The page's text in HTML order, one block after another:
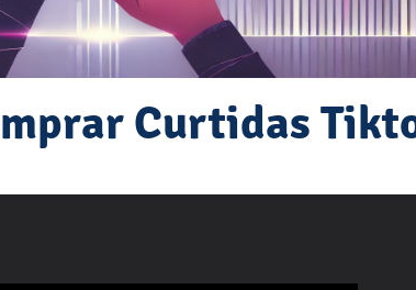
Curtidas